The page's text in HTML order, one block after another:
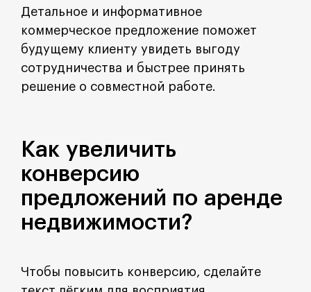
Детальное и информативное
коммерческое предложение поможет
будущему клиенту увидеть выгоду
сотрудничества и быстрее принять
решение о совместной работе.
Как увеличить
конверсию
предложений по аренде
недвижимости?
Чтобы повысить конверсию, сделайте